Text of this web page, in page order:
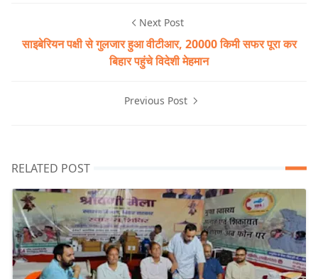
Next Post
साइबेरियन पक्षी से गुलजार हुआ वीटीआर, 20000 किमी सफर पूरा कर
बिहार पहुंचे विदेशी मेहमान
Previous Post
RELATED POST